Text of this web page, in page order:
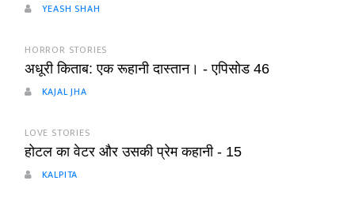
YEASH SHAH
HORROR STORIES
अधूरी किताब: एक रूहानी दास्तान। - एपिसोड 46
KAJAL JHA
LOVE STORIES
होटल का वेटर और उसकी प्रेम कहानी - 15
KALPITA